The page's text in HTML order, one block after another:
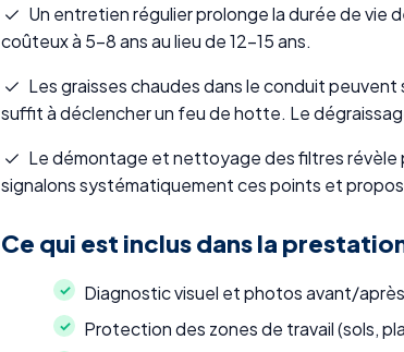
Un entretien régulier prolonge la durée de vie
coûteux à 5-8 ans au lieu de 12-15 ans.
Les graisses chaudes dans le conduit
suffit à déclencher un feu de hotte. Le
Le démontage et nettoyage des filtres
signalons systématiquement ces points et
Ce qui est inclus dans la
Diagnostic visuel et photos avant/après
Protection des zones de travail (sols,